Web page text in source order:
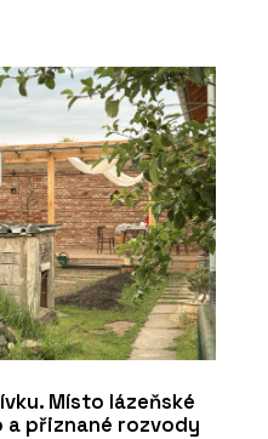
Místo lázeňské
přiznané rozvody